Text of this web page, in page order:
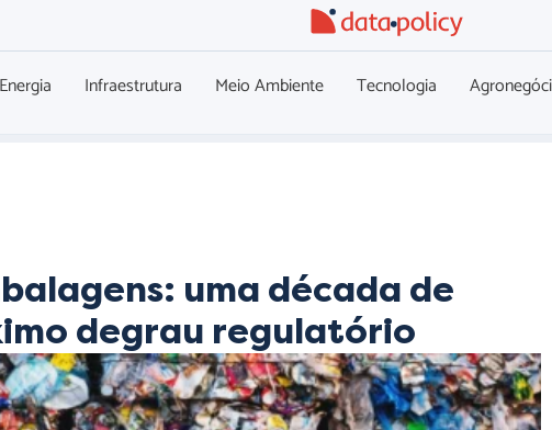
Energia Infraestrutura Meio Ambiente Tecnologia
uma década de
degrau regulatório